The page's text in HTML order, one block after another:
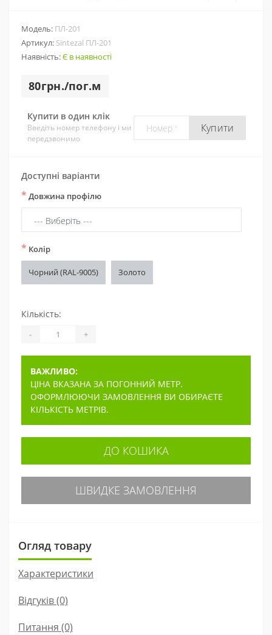
Модель: ПЛ-201
Артикул: Sintezal ПЛ-201
Наявність:Є в наявності
80грн./пог.м
Купити в один клік
Введіть номер телефону і ми
передзвонимо
Купити
Доступні варіанти
* Довжина профілю
* Колір
Чорний (RAL-9005) Золото
Кількість:
- +
ВАЖЛИВО:
ЦІНА ВКАЗАНА ЗА ПОГОННИЙ МЕТР.
ОФОРМЛЮЮЧИ ЗАМОВЛЕННЯ ВИ ОБИРАЄТЕ
КІЛЬКІСТЬ МЕТРІВ.
ДО КОШИКА
ШВИДКЕ ЗАМОВЛЕННЯ
Огляд товару
Характеристики
Відгуків (0)
Питання (0)